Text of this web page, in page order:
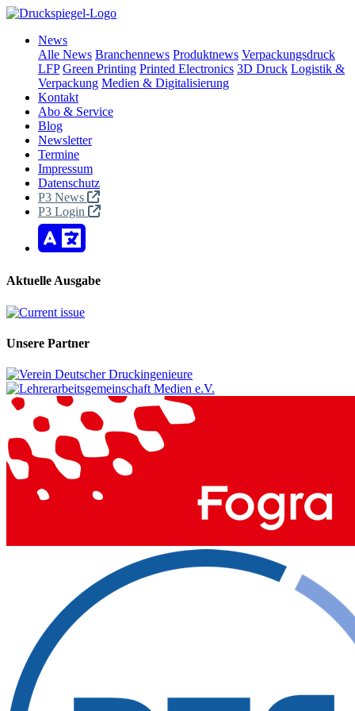
News
Alle News Branchennews Produktnews Verpackungsdruck
LFP Green Printing Printed Electronics 3D Druck Logistik &
Verpackung Medien & Digitalisierung
Kontakt
Abo & Service
Blog
Newsletter
Termine
Impressum
Datenschutz
P3 News
P3 Login
Aktuelle Ausgabe
Unsere Partner